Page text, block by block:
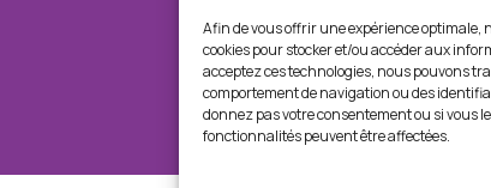
Afin de vous offrir une expérience optimale,
cookies pour stocker et/ou accéder aux
acceptez ces technologies, nous pouvons
comportement de navigation ou des
donnez pas votre consentement ou si vous
fonctionnalités peuvent être affectées.